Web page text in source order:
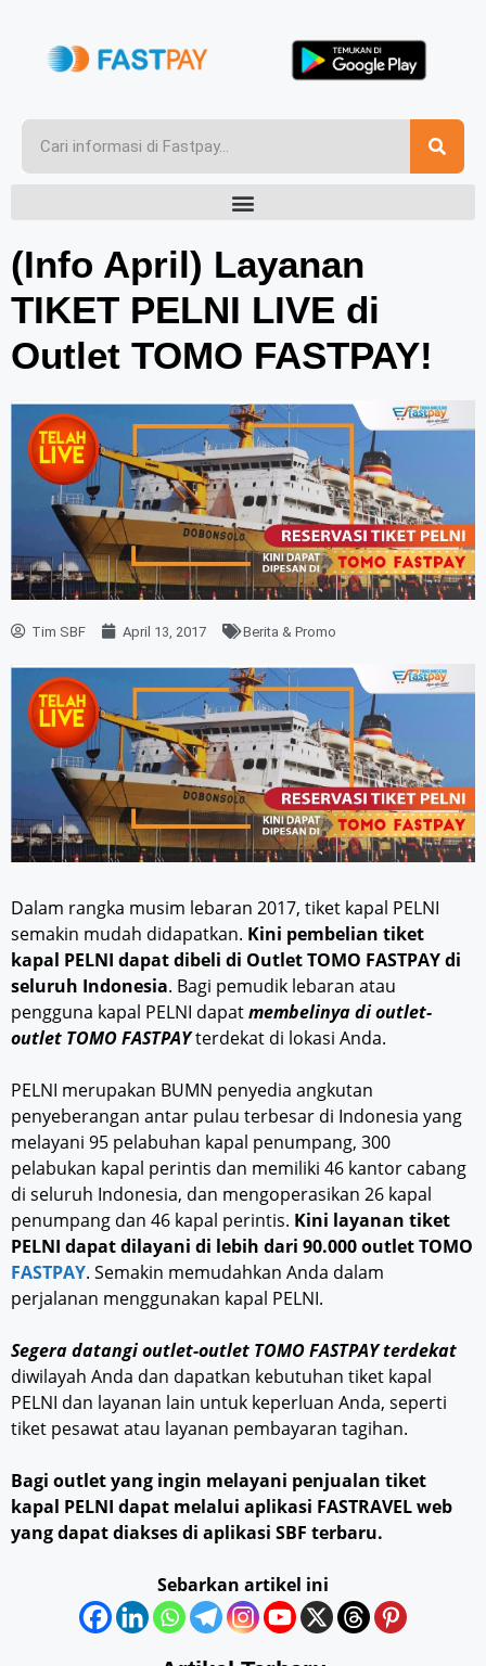
(Info April) Layanan
TIKET PELNI LIVE di
Outlet TOMO FASTPAY!
Tim SBF April 13, 2017 Berita & Promo
Dalam rangka musim lebaran 2017, tiket kapal PELNI
semakin mudah didapatkan. Kini pembelian tiket
kapal PELNI dapat dibeli di Outlet TOMO FASTPAY di
seluruh Indonesia. Bagi pemudik lebaran atau
pengguna kapal PELNI dapatmembelinya di outlet-
outlet TOMO FASTPAYterdekat di lokasi Anda.
PELNI merupakan BUMN penyedia angkutan
penyeberangan antar pulau terbesar di Indonesia yang
melayani 95 pelabuhan kapal penumpang, 300
pelabukan kapal perintis dan memiliki 46 kantor cabang
di seluruh Indonesia, dan mengoperasikan 26 kapal
penumpang dan 46 kapal perintis. Kini layanan tiket
PELNI dapat dilayani di lebih dari 90.000 outlet TOMO
FASTPAY. Semakin memudahkan Anda dalam
perjalanan menggunakan kapal PELNI.
Segera datangi outlet-outlet TOMO FASTPAY terdekat
diwilayah Anda dan dapatkan kebutuhan tiket kapal
PELNI dan layanan lain untuk keperluan Anda, seperti
tiket pesawat atau layanan pembayaran tagihan.
Bagi outlet yang ingin melayani penjualan tiket
kapal PELNI dapat melalui aplikasi FASTRAVEL web
yang dapat diakses di aplikasi SBF terbaru.
Sebarkan artikel ini